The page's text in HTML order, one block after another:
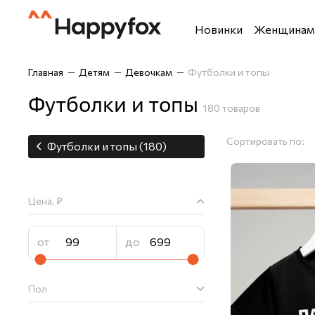
Новинки Женщинам
Футболки и топы
Блузки и рубашки
Верхняя одежда
Джемперы, водолазки
Джинсы
Лонгсливы
Нижнее бельё
Брюки
Джемперы,
Лонгсливы
Нижнее
Одежда
Главная Детям Девочкам Футболки и топы
Футболки и топы 180 товаров
Футболки и топы (180)
Цена, ₽
Пол
Сортировать по: